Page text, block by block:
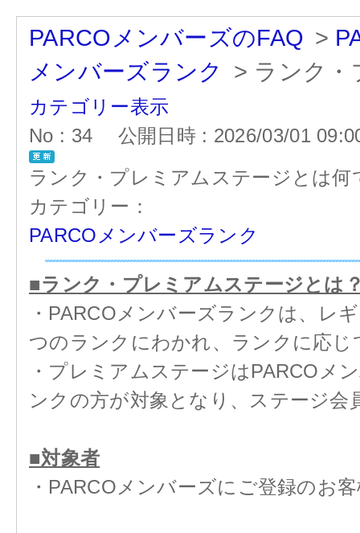
PARCOメンバーズのFAQ >
メンバーズランク
> ランク・
カテゴリー表示
No : 34
公開日時 : 2026/03/01
ランク・プレミアムステージとは何
カテゴリー：
PARCOメンバーズランク
■ランク・プレミアムステージとは
・PARCOメンバーズランクは、レ
つのランクにわかれ、ランクに応
・プレミアムステージはPARCOメ
ンクの方が対象となり、ステージ
■対象者
・PARCOメンバーズにご登録のお